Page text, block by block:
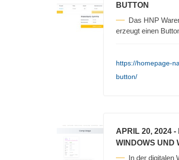
BUTTON
Das HNP
erzeugt einen
https://homepage-
button/
APRIL 20, 2024 -
WINDOWS UND
In der digitalen